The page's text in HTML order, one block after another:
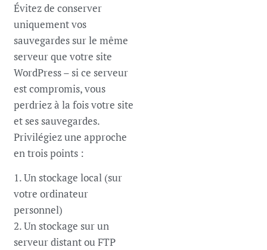
Évitez de conserver
uniquement vos
sauvegardes sur le même
serveur que votre site
WordPress – si ce serveur
est compromis, vous
perdriez à la fois votre site
et ses sauvegardes.
Privilégiez une approche
en trois points :
1. Un stockage local (sur
votre ordinateur
personnel)
2. Un stockage sur un
serveur distant ou FTP